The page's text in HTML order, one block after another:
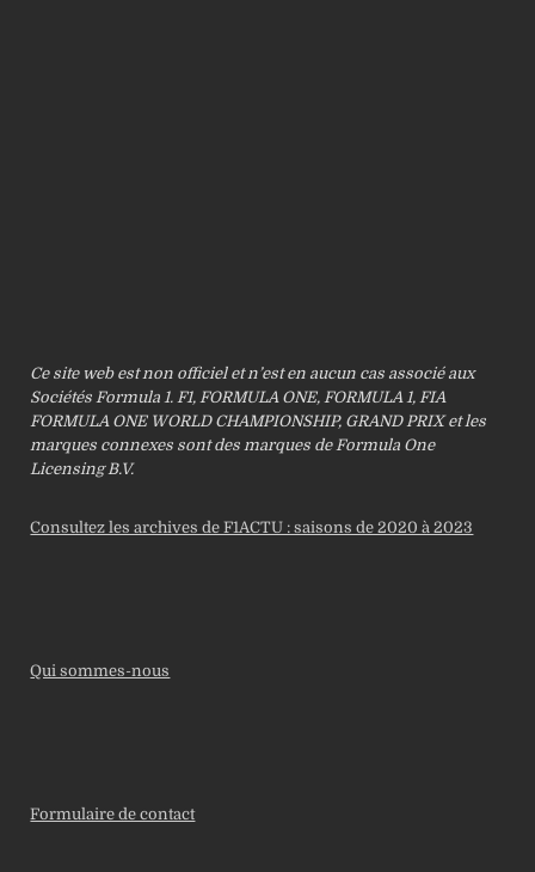
Ce site web est non officiel et n’est en aucun cas associé aux
Sociétés Formula 1. F1, FORMULA ONE, FORMULA 1, FIA
FORMULA ONE WORLD CHAMPIONSHIP, GRAND PRIX et les
marques connexes sont des marques de Formula One
Licensing B.V.
Consultez les archives de F1ACTU : saisons de 2020 à 2023
Qui sommes-nous
Formulaire de contact